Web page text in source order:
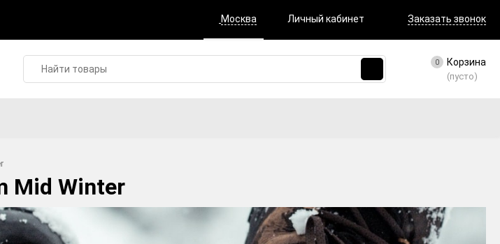
Москва Личный кабинет Заказать звонок
0 Корзина
(пусто)
Mid Winter